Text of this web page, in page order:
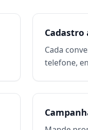
Cada
telefone,